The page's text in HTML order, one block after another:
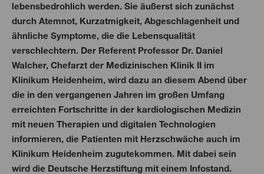
lebensbedrohlich werden. Sie äußerst sich zunächst
durch Atemnot, Kurzatmigkeit, Abgeschlagenheit und
ähnliche Symptome, die die Lebensqualität
verschlechtern. Der Referent Professor Dr. Daniel
Walcher, Chefarzt der Medizinischen Klinik II im
Klinikum Heidenheim, wird dazu an diesem Abend über
die in den vergangenen Jahren im großen Umfang
erreichten Fortschritte in der kardiologischen Medizin
mit neuen Therapien und digitalen Technologien
informieren, die Patienten mit Herzschwäche auch im
Klinikum Heidenheim zugutekommen. Mit dabei sein
wird die Deutsche Herzstiftung mit einem Infostand.